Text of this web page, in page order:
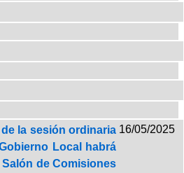
la sesión ordinaria
Local habrá
de Comisiones
16/05/2025